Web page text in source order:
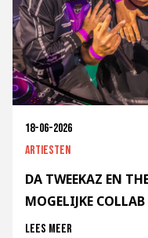
18-06-2026
Artiesten
DA TWEEKAZ EN
MOGELIJKE
Lees meer